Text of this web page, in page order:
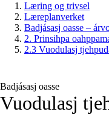
Læring og trivsel
Læreplanverket
Badjásasj oasse –
2. Prinsihpa
2.3 Vuodulasj
Badjásasj oasse
Vuodulasj